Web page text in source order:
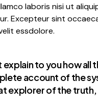
laboris nisi ut
Excepteur sint
essdolore.
explain to you how all
account of the
explorer of the